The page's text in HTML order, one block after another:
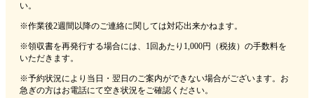
い。
※作業後2週間以降のご連絡に関しては対応出来かねます。
※領収書を再発行する場合には、1回あたり1,000円（税抜）の手数料を
いただきます。
※予約状況により当日・翌日のご案内ができない場合がございます。お
急ぎの方はお電話にて空き状況をご確認ください。